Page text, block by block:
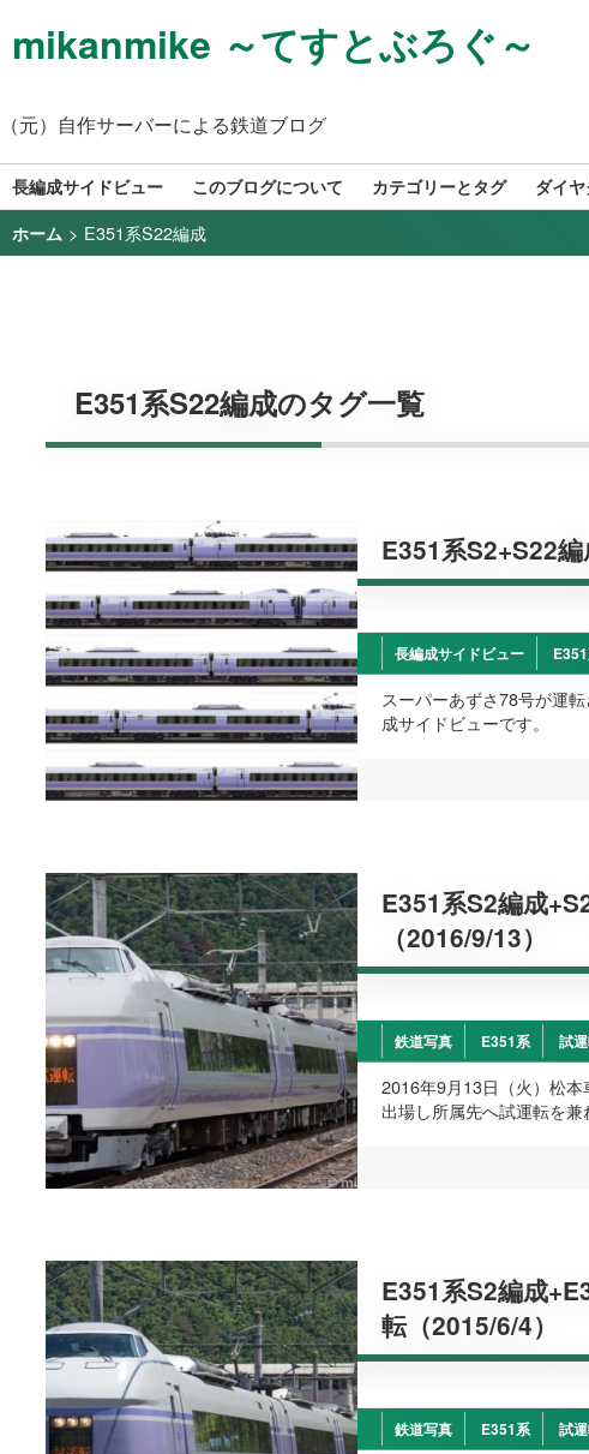
mikanmike ～てすとぶろぐ～
（元）自作サーバーによる鉄道ブログ
長編成サイドビュー このブログについて カテゴリーとタグ ダイ
ホーム > E351系S22編成
E351系S22編成のタグ一覧
E351系S2+S22
長編成サイドビュー
スーパーあずさ78号が運
成サイドビューです。
E351系S2編成
（2016/9/13）
鉄道写真 E351系 試
2016年9月13日（火）松
出場し所属先へ試運転を兼
E351系S2編成
転（2015/6/4）
鉄道写真 E351系 試